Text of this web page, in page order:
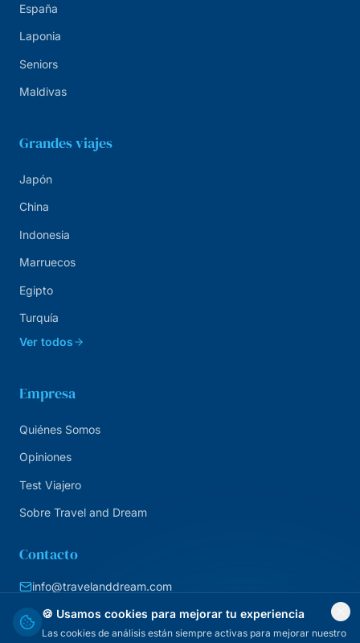
🍪 Usamos cookies para mejorar tu experiencia
Las cookies de análisis están siempre activas para mejorar nuestro
España
Laponia
Seniors
Maldivas
Grandes viajes
Japón
China
Indonesia
Marruecos
Egipto
Turquía
Ver todos
Empresa
Quiénes Somos
Opiniones
Test Viajero
Sobre Travel and Dream
Contacto
info@travelanddream.com
+34 684 226 007
Agencia online · España